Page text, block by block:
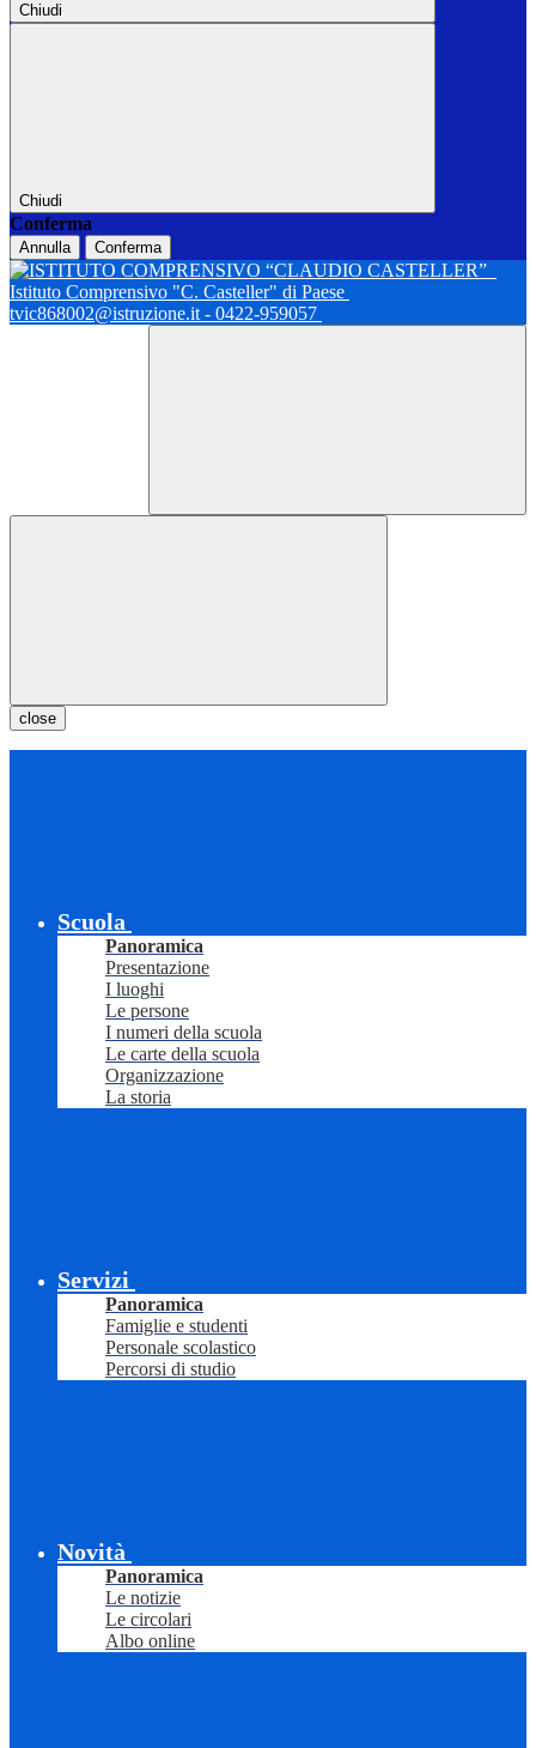
Chiudi
Chiudi
Conferma
Annulla Conferma
Istituto Comprensivo "C. Casteller" di Paese
tvic868002@istruzione.it - 0422-959057
close
Scuola
Panoramica
Presentazione
I luoghi
Le persone
I numeri della scuola
Le carte della scuola
Organizzazione
La storia
Servizi
Panoramica
Famiglie e studenti
Personale scolastico
Percorsi di studio
Novità
Panoramica
Le notizie
Le circolari
Albo online